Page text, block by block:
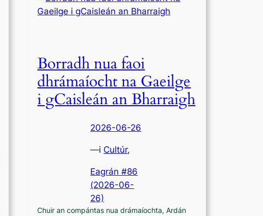
Borradh nua faoi
dhrámaíocht na Gaeilge
i gCaisleán an Bharraigh
2026-06-26
—i Cultúr,
Eagrán #86
(2026-06-
26)
Chuir an compántas nua drámaíochta, Ardán